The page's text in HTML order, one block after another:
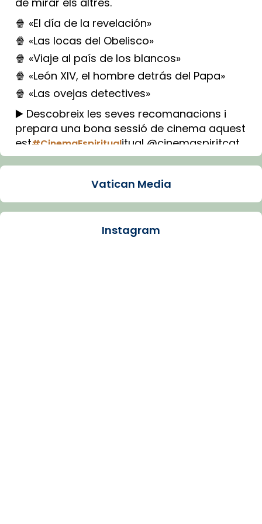
🍿 «El día de la revelación»
🍿 «Las locas del Obelisco»
🍿 «Viaje al país de los blancos»
🍿 «León XIV, el hombre detrás del Papa»
🍿 «Las ovejas detectives»
▶️ Descobreix les seves recomanacions i
prepara una bona sessió de cinema aquest
est#CinemaEspiritualitual @cinemaspiritcat
Imatge: Generada amb IA (OpenAI)
Arquebisbat de Barcelona
Vatican Media
Instagram